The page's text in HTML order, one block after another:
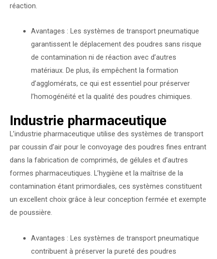
réaction.
Avantages : Les systèmes de transport pneumatique
garantissent le déplacement des poudres sans risque
de contamination ni de réaction avec d’autres
matériaux. De plus, ils empêchent la formation
d’agglomérats, ce qui est essentiel pour préserver
l’homogénéité et la qualité des poudres chimiques.
Industrie pharmaceutique
L’industrie pharmaceutique utilise des systèmes de transport
par coussin d’air pour le convoyage des poudres fines entrant
dans la fabrication de comprimés, de gélules et d’autres
formes pharmaceutiques. L’hygiène et la maîtrise de la
contamination étant primordiales, ces systèmes constituent
un excellent choix grâce à leur conception fermée et exempte
de poussière.
Avantages : Les systèmes de transport pneumatique
contribuent à préserver la pureté des poudres